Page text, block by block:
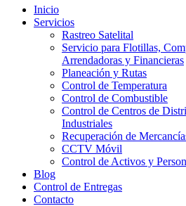
Inicio
Servicios
Rastreo Satelital
Servicio para Flotillas,
Arrendadoras y Financieras
Planeación y Rutas
Control de Temperatura
Control de Combustible
Control de Centros de
Industriales
Recuperación de
CCTV Móvil
Control de Activos y
Blog
Control de Entregas
Contacto